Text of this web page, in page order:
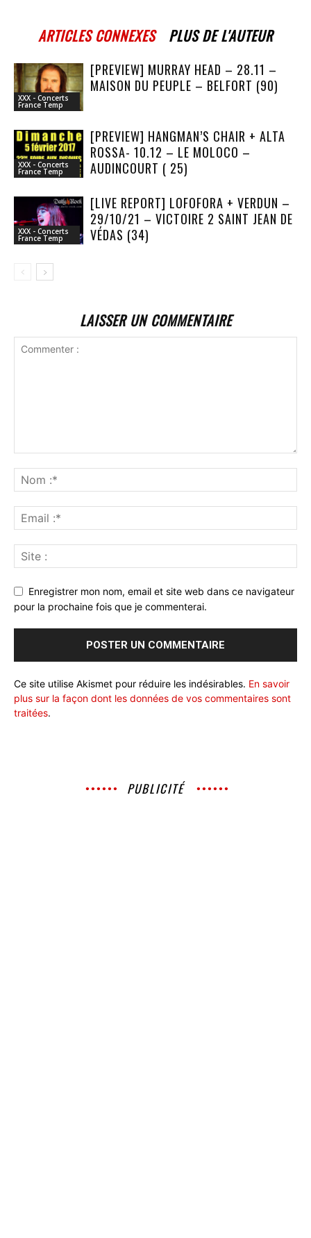
ARTICLES CONNEXES PLUS DE L'AUTEUR
XXX - Concerts
France Temp
[PREVIEW] MURRAY HEAD – 28.11 –
MAISON DU PEUPLE – BELFORT (90)
XXX - Concerts
France Temp
[PREVIEW] HANGMAN’S CHAIR + ALTA
ROSSA- 10.12 – LE MOLOCO –
AUDINCOURT ( 25)
XXX - Concerts
France Temp
[LIVE REPORT] LOFOFORA + VERDUN –
29/10/21 – VICTOIRE 2 SAINT JEAN DE
VÉDAS (34)
LAISSER UN COMMENTAIRE
Enregistrer mon nom, email et site web dans ce navigateur
pour la prochaine fois que je commenterai.
Ce site utilise Akismet pour réduire les indésirables. En savoir
plus sur la façon dont les données de vos commentaires sont
traitées.
PUBLICITÉ